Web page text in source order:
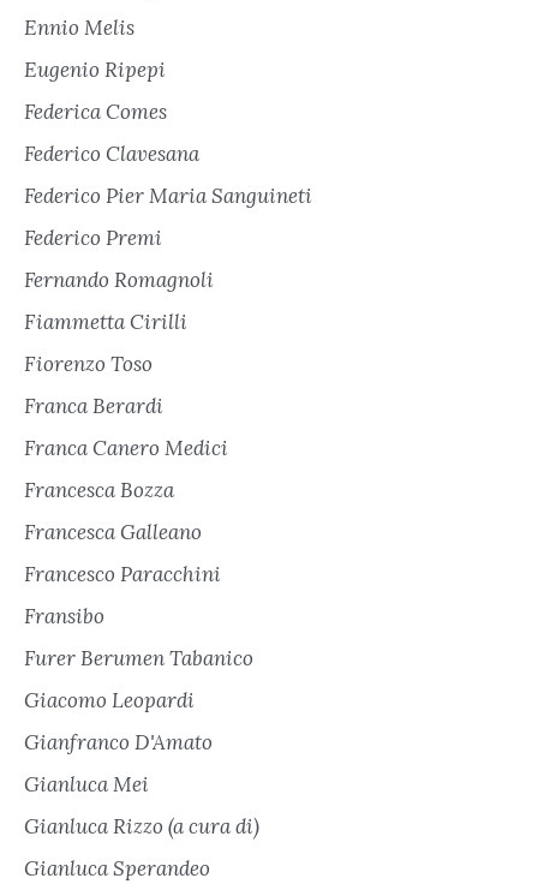
Ennio Melis
Eugenio Ripepi
Federica Comes
Federico Clavesana
Federico Pier Maria Sanguineti
Federico Premi
Fernando Romagnoli
Fiammetta Cirilli
Fiorenzo Toso
Franca Berardi
Franca Canero Medici
Francesca Bozza
Francesca Galleano
Francesco Paracchini
Fransibo
Furer Berumen Tabanico
Giacomo Leopardi
Gianfranco D'Amato
Gianluca Mei
Gianluca Rizzo (a cura di)
Gianluca Sperandeo